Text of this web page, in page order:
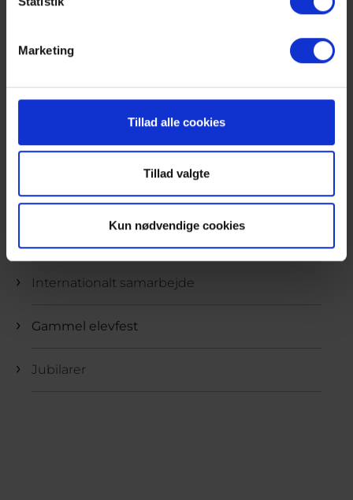
Marketing
Tillad alle cookies
Tillad valgte
Kun nødvendige cookies
Projekt Frivillig
Talentarbejdet
Internationalt samarbejde
Gammel elevfest
Jubilarer